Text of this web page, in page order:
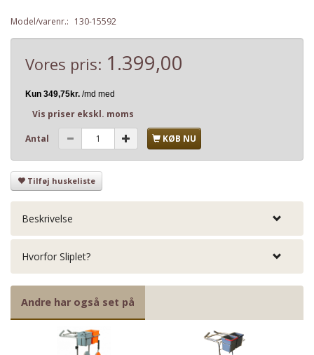
Model/varenr.: 130-15592
Vores pris: 1.399,00
Vis priser ekskl. moms
Antal KØB NU
Tilføj huskeliste
Beskrivelse
Hvorfor Sliplet?
Andre har også set på